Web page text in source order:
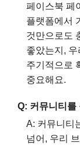
페이스북 페
플랫폼에서
것만으로도
좋았는지,
주기적으로
중요해요.
Q: 커뮤니티를
A: 커뮤니티
넘어, 우리